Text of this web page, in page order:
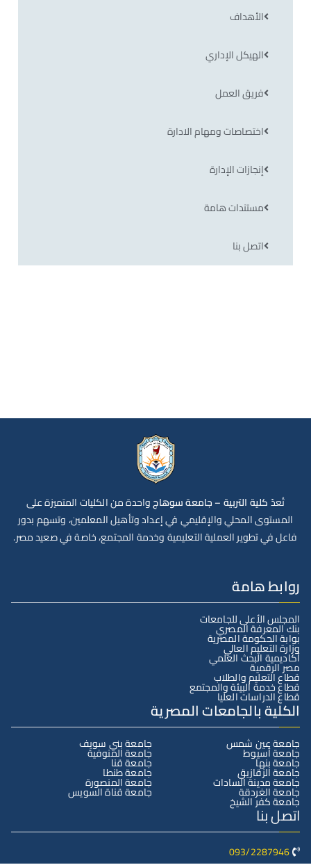
الأهداف
الهيكل الإداري
فريق العمل
اختصاصات ومهام الادارة
إنجازات الإدارة
مستندات هامة
اتصل بنا
تُعدّكلية التربية – جامعة سوهاجواحدة من الكليات المتميزة على
المستوى المحلي والإقليمي في إعداد وتأهيل المعلمين، وتسهم بدور
فاعل في تطوير العملية التعليمية وخدمة المجتمع، خاصة في صعيد مصر.
روابط هامة
المجلس الأعلى للجامعات
بنك المعرفة المصري
بوابة الحكومة المصرية
وزارة التعليم العالي
أكاديمية البحث العلمي
مصر الرقمية
قطاع التعليم والطلاب
قطاع خدمة البيئة والمجتمع
قطاع الدراسات العليا
الكلية بالجامعات المصرية
جامعة عين شمس
جامعة أسيوط
جامعة بنها
جامعة الزقازيق
جامعة مدينة السادات
جامعة الغردقة
جامعة كفر الشيخ
جامعة بني سويف
جامعة المنوفية
جامعة قنا
جامعة طنطا
جامعة المنصورة
جامعة قناة السويس
اتصل بنا
093/2287946